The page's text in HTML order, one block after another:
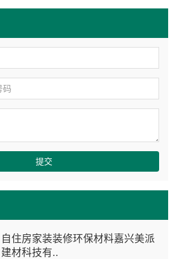
自住房家装装修环保材料嘉兴美派
建材科技有..
提交